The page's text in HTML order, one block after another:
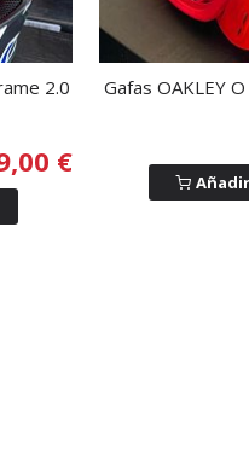
2.0
€
Gafas OAKLEY